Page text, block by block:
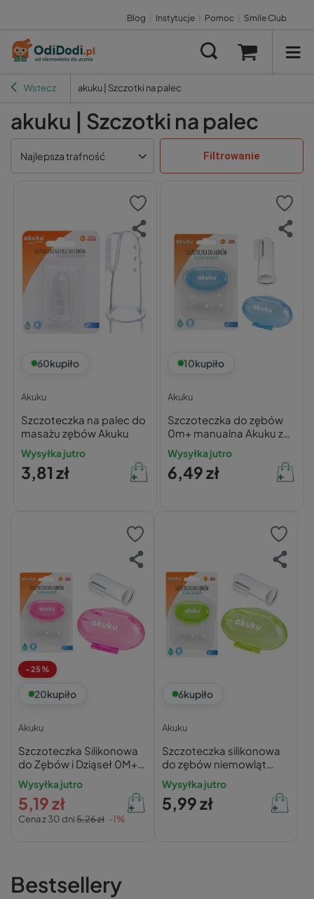
Blog Instytucje Pomoc Smile Club
Wstecz akuku | Szczotki na palec
akuku | Szczotki na palec
Najlepsza trafność Filtrowanie
60kupiło
Akuku
Szczoteczka na palec do
masażu zębów Akuku
Wysyłka jutro
3,81 zł
10kupiło
Akuku
Szczoteczka do zębów
0m+ manualna Akuku z
etui
Wysyłka jutro
6,49 zł
-25%
20kupiło
Akuku
Szczoteczka Silikonowa
do Zębów i Dziąseł 0M+
Akuku
Wysyłka jutro
Cena z 30 dni5,26 zł -1%
5,19 zł
6kupiło
Akuku
Szczoteczka silikonowa
do zębów niemowląt
0M+ Akuku
Wysyłka jutro
5,99 zł
Bestsellery